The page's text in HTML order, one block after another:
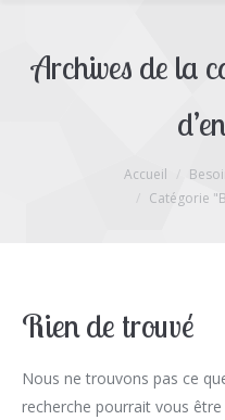
Archives de la
Accueil
Catégorie
Rien de trouvé
Nous ne trouvons pas ce
recherche pourrait vous être